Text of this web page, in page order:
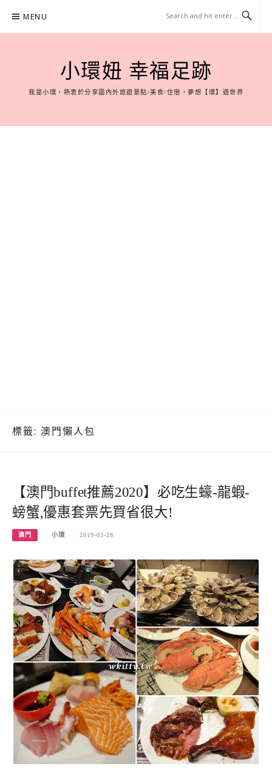
content
MENU
小環妞 幸福足跡
我是小環，熱衷於分享國內外旅遊景點/美食/住宿，夢想【環】遊世界
標籤: 澳門懶人包
【澳門buffet推薦2020】必吃生蠔-龍蝦-
螃蟹,優惠套票先買省很大!
澳門 小環 2019-03-28